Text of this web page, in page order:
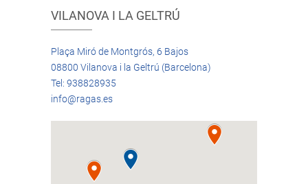
VILANOVA I LA GELTRÚ
Plaça Miró de Montgrós, 6 Bajos
08800 Vilanova i la Geltrú (Barcelona)
Tel: 938828935
info@ragas.es